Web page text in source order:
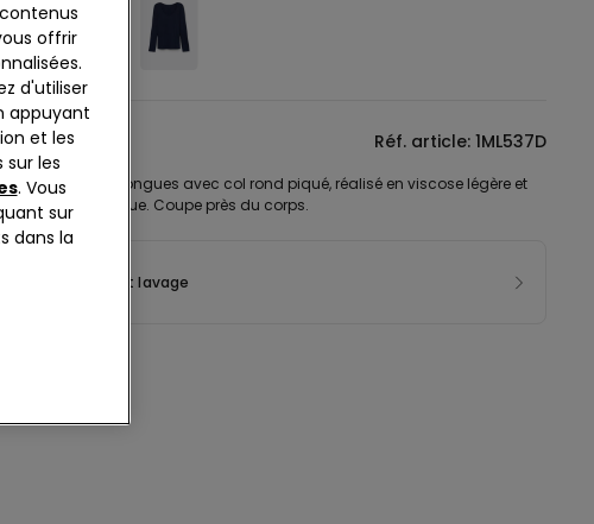
Réf. article: 1ML537D
à manches longues avec col rond piqué, réalisé en viscose légère et
élastique. Coupe près du corps.
Composition et lavage
offrir
d'utiliser
appuyant
et les
les
. Vous
sur
dans la